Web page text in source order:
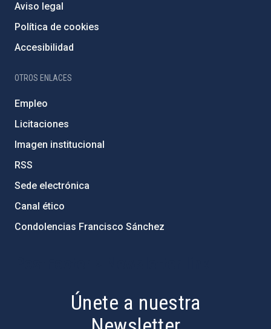
Aviso legal
Política de cookies
Accesibilidad
OTROS ENLACES
Empleo
Licitaciones
Imagen institucional
RSS
Sede electrónica
Canal ético
Condolencias Francisco Sánchez
Únete a nuestra